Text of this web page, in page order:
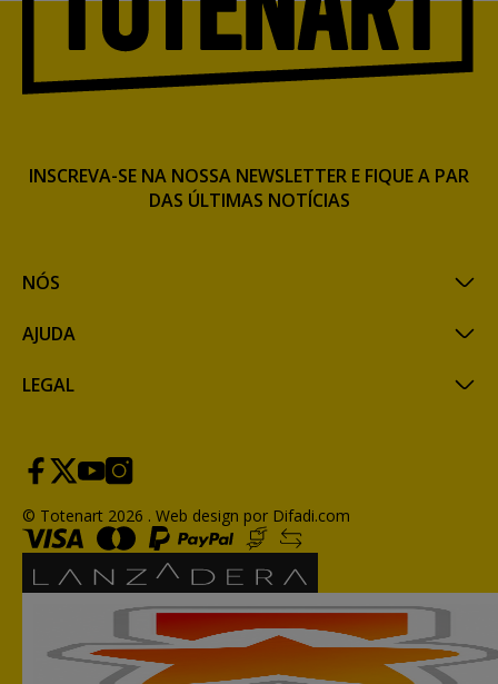
NÓS
AJUDA
LEGAL
INSCREVA-SE NA NOSSA NEWSLETTER E FIQUE A PAR
DAS ÚLTIMAS NOTÍCIAS
© Totenart 2026 . Web design por Difadi.com